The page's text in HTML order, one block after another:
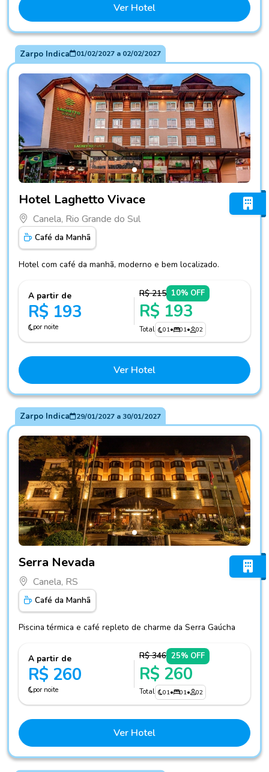
Ver Hotel
Zarpo Indica 01/02/2027a 02/02/2027
Hotel Laghetto Vivace
Canela, Rio Grande do Sul
Café da Manhã
Hotel com café da manhã, moderno e bem localizado.
A partir de
R$ 193
por noite
R$ 215 10% OFF
R$ 193
Total 01• 01• 02
Ver Hotel
Zarpo Indica 29/01/2027a30/01/2027
Serra Nevada
Canela, RS
Café da Manhã
Piscina térmica e café repleto de charme da Serra Gaúcha
A partir de
R$ 260
por noite
R$ 346 25% OFF
R$ 260
Total 01• 01• 02
Ver Hotel